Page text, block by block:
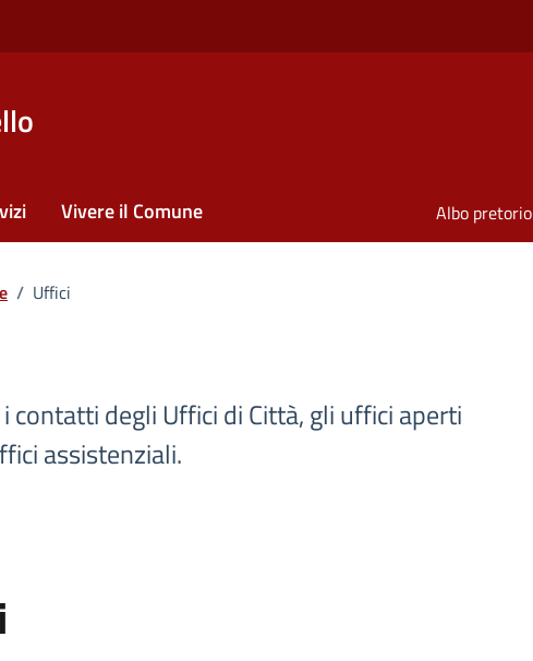
Vivere il Comune Albo pretorio
/ Uffici
contatti degli Uffici di Città, gli uffici aperti
assistenziali.